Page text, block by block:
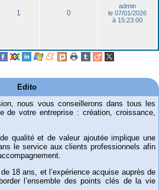
1 0
admin
le 07/01/2026
à 15:23:00
Edito
nous vous conseillerons dans tous les
de votre entreprise : création, croissance,
qualité et de valeur ajoutée implique une
le service aux clients professionnels afin
18 ans, et l’expérience acquise auprès de
l’ensemble des points clés de la vie